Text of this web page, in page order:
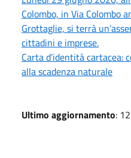
Colombo, in Via Colombo
Grottaglie, si terrà
cittadini e imprese.
Carta d’identità
alla scadenza naturale
Ultimo aggiornamento: